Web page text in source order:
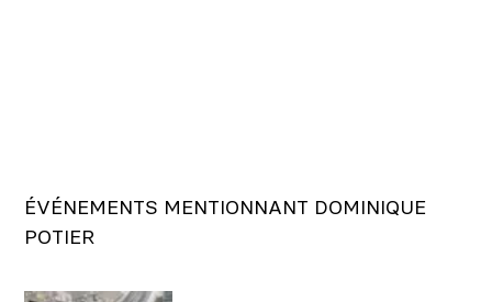
ÉVÉNEMENTS MENTIONNANT DOMINIQUE
POTIER